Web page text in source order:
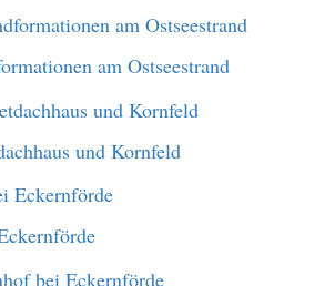
am Ostseestrand
und Kornfeld